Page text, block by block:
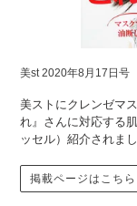
美st 2020年8月17日号
美ストにクレンゼマ
れ』さんに対応する
ッセル）紹介されまし
掲載ページはこちら